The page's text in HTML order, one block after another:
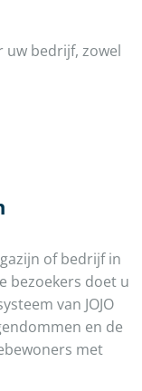
uw bedrijf, zowel
of bedrijf in
bezoekers doet u
van JOJO
en de
met